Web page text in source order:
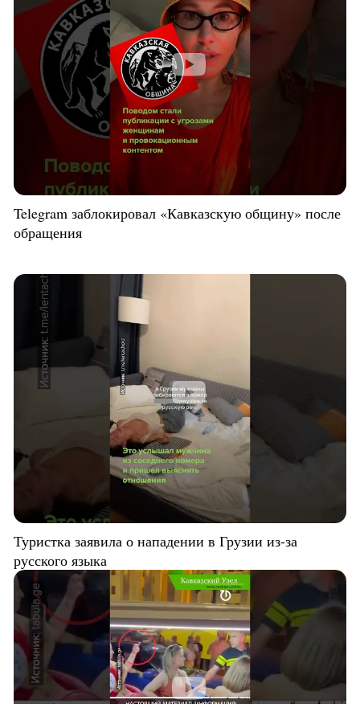
Telegram заблокировал «Кавказскую общину» после
обращения
Туристка заявила о нападении в Грузии из-за
русского языка